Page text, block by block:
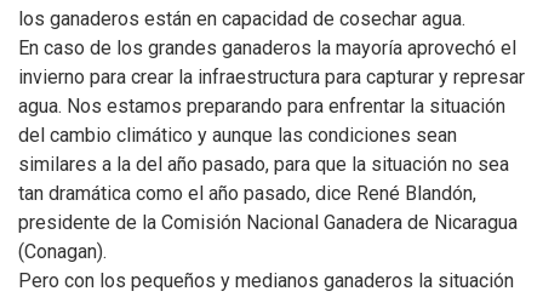
los ganaderos están en capacidad de cosechar agua.
En caso de los grandes ganaderos la mayoría aprovechó el
invierno para crear la infraestructura para capturar y represar
agua. Nos estamos preparando para enfrentar la situación
del cambio climático y aunque las condiciones sean
similares a la del año pasado, para que la situación no sea
tan dramática como el año pasado, dice René Blandón,
presidente de la Comisión Nacional Ganadera de Nicaragua
(Conagan).
Pero con los pequeños y medianos ganaderos la situación